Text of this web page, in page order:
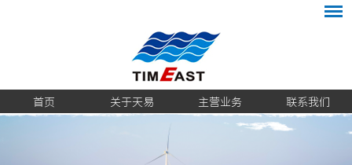
首页 关于天易 主营业务 联系我们